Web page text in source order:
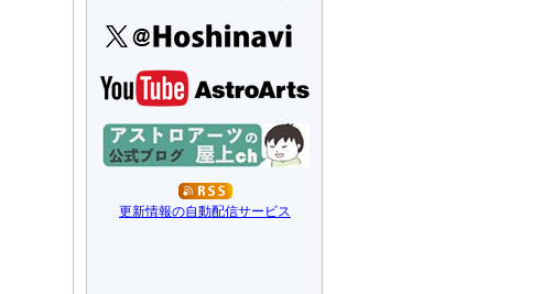
更新情報の自動配信サービス